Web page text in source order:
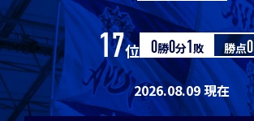
17位 0勝0分1敗 勝点0
2026.08.09 現在
横浜FM 0 0
14 水戸 0 0
14 京都 0 0
14 岡山 0 0 0